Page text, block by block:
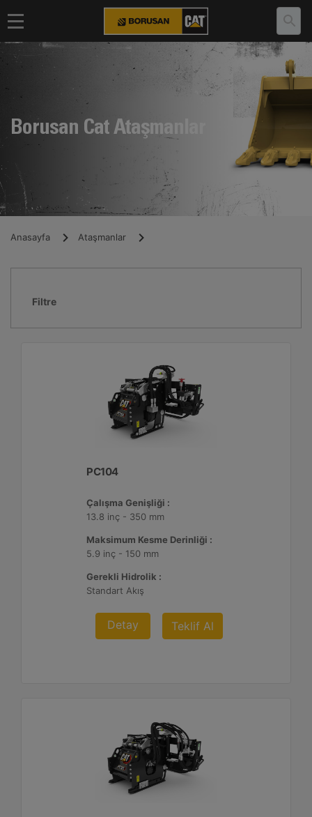
Borusan Cat Ataşmanlar
Anasayfa Ataşmanlar
Filtre
PC104
Çalışma Genişliği :
13.8 inç - 350 mm
Maksimum Kesme Derinliği :
5.9 inç - 150 mm
Gerekli Hidrolik :
Standart Akış
Detay Teklif Al